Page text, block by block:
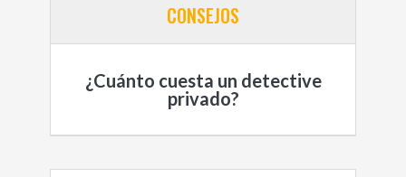
CONSEJOS
¿Cuánto cuesta un detective
privado?